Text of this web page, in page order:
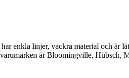
enkla linjer, vackra material och är
är Bloomingville, Hübsch,